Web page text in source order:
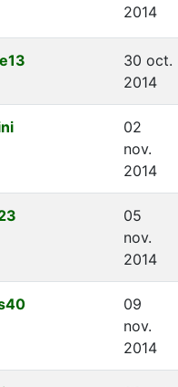
2014
30 oct.
2014
02
nov.
2014
05
nov.
2014
09
nov.
2014